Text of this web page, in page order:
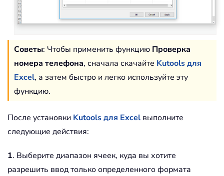
Советы: Чтобы применить функцию Проверка
номера телефона, сначала скачайте Kutools для
Excel, а затем быстро и легко используйте эту
функцию.
После установки Kutools для Excel выполните
следующие действия:
1. Выберите диапазон ячеек, куда вы хотите
разрешить ввод только определенного формата